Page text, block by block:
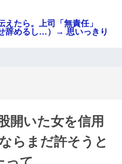
たら。上司「無責任」
辞めるし…）→ 思いっきり
開いた女を信用
らまだ許そうと